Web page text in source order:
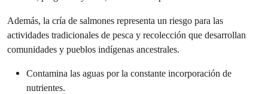
Además, la cría de salmones representa un riesgo para las
actividades tradicionales de pesca y recolección que desarrollan
comunidades y pueblos indígenas ancestrales.
Contamina las aguas por la constante incorporación de
nutrientes.